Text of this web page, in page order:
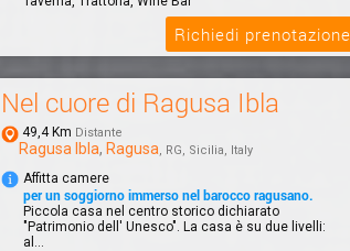
Richiedi prenotazione
Nel cuore di Ragusa Ibla
49,4 Km Distante
Ragusa Ibla, Ragusa, RG, Sicilia, Italy
Affitta camere
per un soggiorno immerso nel barocco ragusano.
Piccola casa nel centro storico dichiarato
"Patrimonio dell' Unesco". La casa è su due livelli:
al...